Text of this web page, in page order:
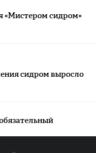
«Мистером сидром»
сидром выросло